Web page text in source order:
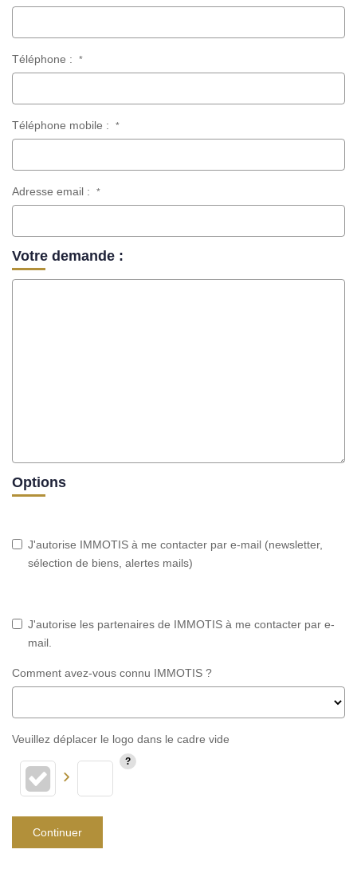
Avis Clients
Téléphone : *
Téléphone mobile : *
Adresse email : *
Votre demande :
Options
J'autorise IMMOTIS à me contacter par e-mail (newsletter,
sélection de biens, alertes mails)
J'autorise les partenaires de IMMOTIS à me contacter par e-
mail.
Comment avez-vous connu IMMOTIS ?
Veuillez déplacer le logo dans le cadre vide
Continuer